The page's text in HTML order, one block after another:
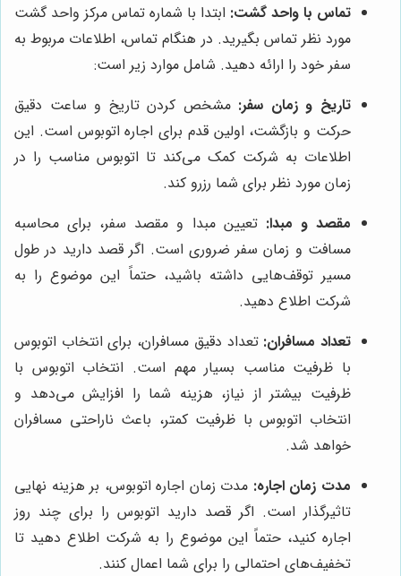
تماس با واحد گشت: ابتدا با شماره تماس مرکز واحد گشت
مورد نظر تماس بگیرید. در هنگام تماس، اطلاعات مربوط به
سفر خود را ارائه دهید. شامل موارد زیر است:
تاریخ و زمان سفر: مشخص کردن تاریخ و ساعت دقیق
حرکت و بازگشت، اولین قدم برای اجاره اتوبوس است. این
اطلاعات به شرکت کمک می‌کند تا اتوبوس مناسب را در
زمان مورد نظر برای شما رزرو کند.
مقصد و مبدا: تعیین مبدا و مقصد سفر، برای محاسبه
مسافت و زمان سفر ضروری است. اگر قصد دارید در طول
مسیر توقف‌هایی داشته باشید، حتماً این موضوع را به
شرکت اطلاع دهید.
تعداد مسافران: تعداد دقیق مسافران، برای انتخاب اتوبوس
با ظرفیت مناسب بسیار مهم است. انتخاب اتوبوس با
ظرفیت بیشتر از نیاز، هزینه شما را افزایش می‌دهد و
انتخاب اتوبوس با ظرفیت کمتر، باعث ناراحتی مسافران
خواهد شد.
مدت زمان اجاره: مدت زمان اجاره اتوبوس، بر هزینه نهایی
تاثیرگذار است. اگر قصد دارید اتوبوس را برای چند روز
اجاره کنید، حتماً این موضوع را به شرکت اطلاع دهید تا
تخفیف‌های احتمالی را برای شما اعمال کنند.